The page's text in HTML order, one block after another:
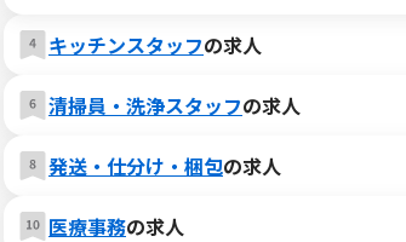
キッチンスタッフの求人
清掃員・洗浄スタッフの求人
発送・仕分け・梱包の求人
医療事務の求人